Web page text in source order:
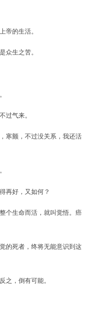
帝的生活。
众生之苦。
过气来。
寒颤，不过没关系，我还活
再好，又如何？
个生命而活，就叫觉悟。癌
的死者，终将无能意识到这
之，倒有可能。